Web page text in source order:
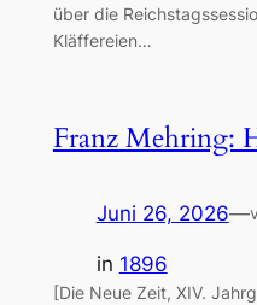
über die
Kläffereien…
Franz Mehring:
Juni 26, 2026—
in 1896
[Die Neue Zeit, XIV.